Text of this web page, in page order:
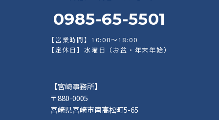
0985-65-5501
【営業時間】10:00～18:00
【定休日】水曜日（お盆・年末年始）
【宮崎事務所】
〒880-0005
宮崎県宮崎市南高松町5-65